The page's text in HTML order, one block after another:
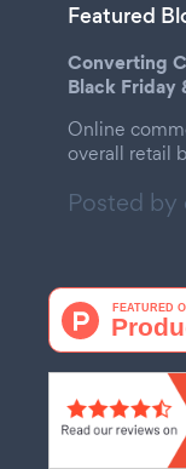
Featured
Converting
Black Friday
Online
overall retail
Posted by